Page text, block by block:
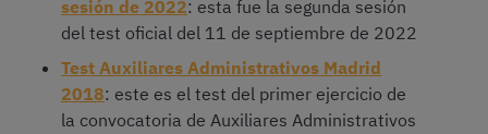
sesión de 2022: esta fue la segunda sesión
del test oficial del 11 de septiembre de 2022
Test Auxiliares Administrativos Madrid
2018: este es el test del primer ejercicio de
la convocatoria de Auxiliares Administrativos